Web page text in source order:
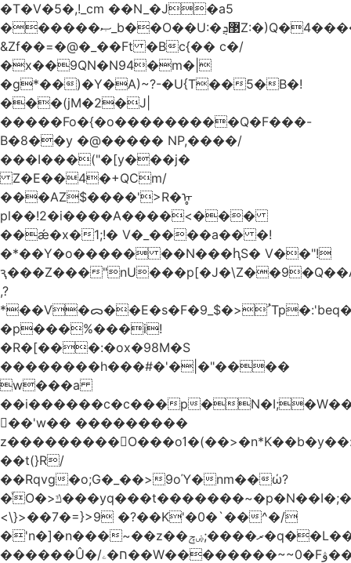
�T�V�5�,!_cm ��N_�J�a5
������ޞ_b��O��U:�޳ܯZ:�)Q�4�������
&Zf��=�@�_��Ft �Bc{�� c�/
�x��9QN�N94�m�|
�g*��)�Y�A)~?-�U{T��5�B�!
���(jM�2�J|
�����Fo�{�o���������Q�F���-
B�8��y �@����� NP,����/
���I���("�[y���j�
Z�E��4�+QCm/
���AZ$����'>R�ᡎ
pl��!2�i����A����<���
��ǽ�x�1;!� V�_����a�� �!
�*��Y�o����� ��N���ԧS� V��"!
ԇ���Z���
,?
*��V�ᯅ��E�s�F�ﹸ<�$_9Tp�:'beq�Mfcn�oj�n��,�>N4�S+b���p1&}&�|
�p���%���i!
�R�[���:�ox�98M�S
��������h���#�'�|�"����
w���a
��i������c�c���p�
��'w�� ���������
z���������O���oߗ�(��>�n*K��b�y��:^��NV�{����O~';w37z8�}
��t(}R/
��Rqvg�o;G�_��>9oΎ�nm��ώ?
�ͮO�>ݿ���yq���t�������~�p�N��I�;�68������b�f���'�ܟ�ks�f����f���`K�׼��{g=&G�+k�������������˻�����݇�������re6�o�^�~��=
<\}>��7�=}>9 �?��K'�0�`��^�/
�'n�]�n���~��z��ރ����;ۻݼ�q��L�����3�ڼx�8�ݿ���Y9�r�<]/
������Û�/ח�ۦ��W��������~~0�Fۋ���j���[���{�������Ҷ���/[��v��ެ�9����i�o�7����������_��3_�m�ۋ����